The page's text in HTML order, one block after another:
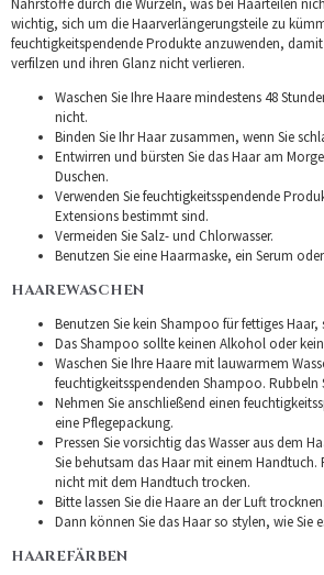
wichtig, sich um die Haarverlängerungsteile zu
feuchtigkeitspendende Produkte anzuwenden,
verfilzen und ihren Glanz nicht verlieren.
Waschen Sie Ihre Haare mindestens 48
nicht.
Binden Sie Ihr Haar zusammen, wenn Sie
Entwirren und bürsten Sie das Haar am
Duschen.
Verwenden Sie feuchtigkeitsspendende
Extensions bestimmt sind.
Vermeiden Sie Salz- und Chlorwasser.
Benutzen Sie eine Haarmaske, ein Serum
HAAREWASCHEN
Benutzen Sie kein Shampoo für fettiges
Das Shampoo sollte keinen Alkohol oder
Waschen Sie Ihre Haare mit lauwarmem
feuchtigkeitsspendenden Shampoo. Rubbeln
Nehmen Sie anschließend einen
eine Pflegepackung.
Pressen Sie vorsichtig das Wasser aus dem
Sie behutsam das Haar mit einem Handtuch.
nicht mit dem Handtuch trocken.
Bitte lassen Sie die Haare an der Luft trocknen.
Dann können Sie das Haar so stylen, wie Sie
HAAREFÄRBEN